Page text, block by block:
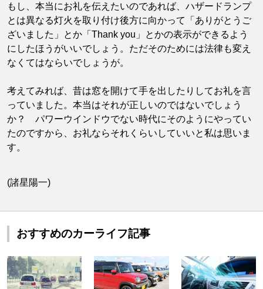
もし、本当にお礼を伝えたいのであれば、ハザードランプ
とは異なる灯火を取り付け後方に向かって「ありがとうご
ざいました」とか「Thank you」とかの表示ができるよう
にしたほうがいいでしょう。ただそのためには法律も変え
なくてはならいでしょうが。
考えてみれば、昔は窓を開けて手を出したりしてお礼を言
っていました。本当はそれが正しいのではないでしょう
か？ パワーウインドウでない時代にそのようにやってい
たのですから、お礼ならそれくらいしていいと私は思いま
す。
(諸星陽一)
おすすめのカーライフ記事